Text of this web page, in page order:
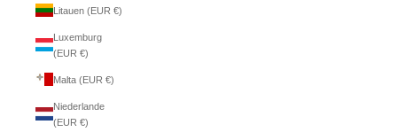
Litauen (EUR €)
Luxemburg
(EUR €)
Malta (EUR €)
Niederlande
(EUR €)